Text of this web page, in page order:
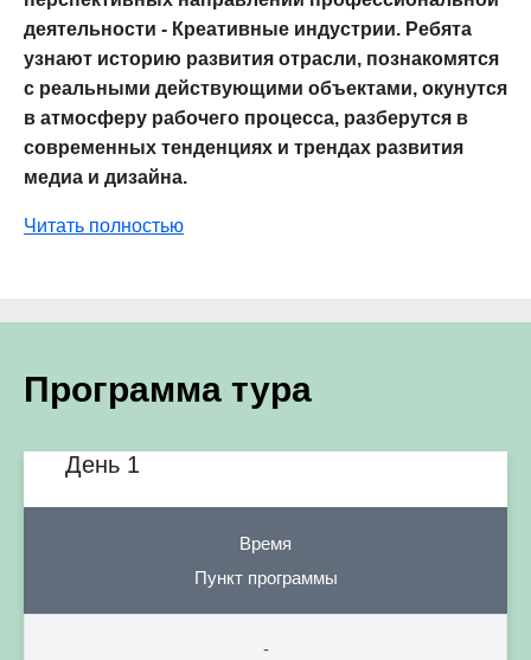
деятельности - Креативные индустрии. Ребята
узнают историю развития отрасли, познакомятся
с реальными действующими объектами, окунутся
в атмосферу рабочего процесса, разберутся в
современных тенденциях и трендах развития
медиа и дизайна.
Читать полностью
Программа тура
День 1
Время
Пункт программы
-